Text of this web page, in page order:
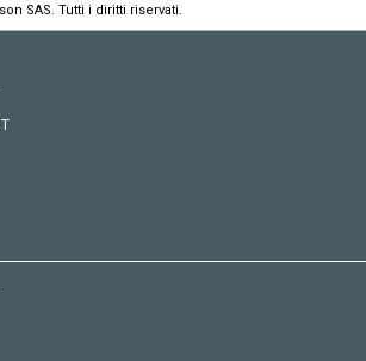
SAS. Tutti i diritti riservati.